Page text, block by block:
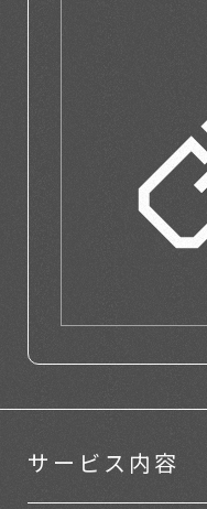
サービス内容